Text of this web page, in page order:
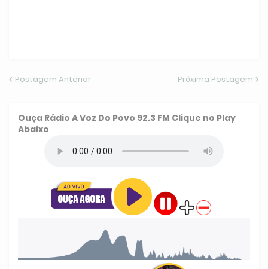
Postagem Anterior Próxima Postagem
Ouça Rádio A Voz Do Povo 92.3 FM Clique no Play
Abaixo